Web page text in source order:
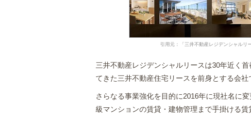
引用元：「三井不動産レジデンシャル
三井不動産レジデンシャルリースは30年近く
てきた三井不動産住宅リースを前身とする会社
さらなる事業強化を目的に2016年に現社名に
級マンションの賃貸・建物管理まで手掛ける